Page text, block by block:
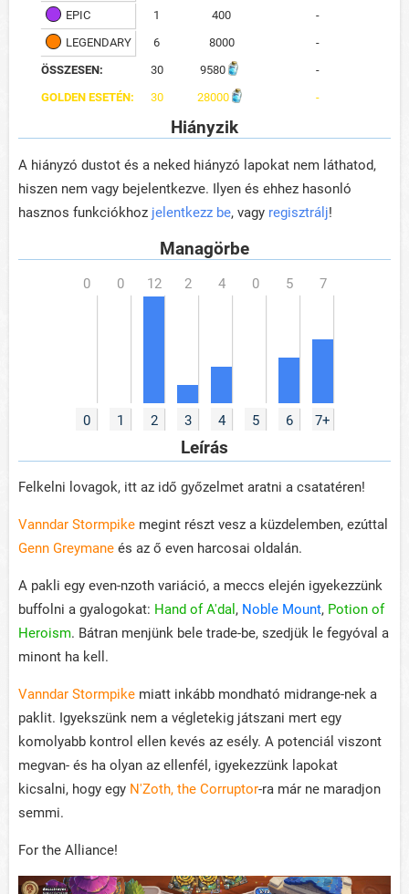
EPIC
1 400
-
LEGENDARY
6 8000
-
ÖSSZESEN:
30 9580
-
GOLDEN ESETÉN:
30 28000 -
Hiányzik
A hiányzó dustot és a neked hiányzó lapokat nem láthatod,
hiszen nem vagy bejelentkezve. Ilyen és ehhez hasonló
hasznos funkciókhoz jelentkezz be, vagy regisztrálj!
Managörbe
0 1 2 3 4 5 6 7+
Leírás
Felkelni lovagok, itt az idő győzelmet aratni a csatatéren!
Vanndar Stormpike megint részt vesz a küzdelemben, ezúttal
Genn Greymane és az ő even harcosai oldalán.
A pakli egy even-nzoth variáció, a meccs elején igyekezzünk
buffolni a gyalogokat: Hand of A'dal , Noble Mount, Potion of
Heroism. Bátran menjünk bele trade-be, szedjük le fegyóval a
minont ha kell.
Vanndar Stormpike miatt inkább mondható midrange-nek a
paklit. Igyekszünk nem a végletekig játszani mert egy
komolyabb kontrol ellen kevés az esély. A potenciál viszont
megvan- és ha olyan az ellenfél, igyekezzünk lapokat
kicsalni, hogy egy N'Zoth, the Corruptor-ra már ne maradjon
semmi.
For the Alliance!